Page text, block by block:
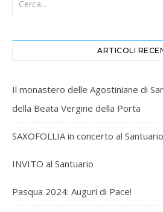
ARTICOLI
Il monastero delle Agostiniane di
della Beata Vergine della Porta
SAXOFOLLIA in concerto al Santuario
INVITO al Santuario
Pasqua 2024: Auguri di Pace!